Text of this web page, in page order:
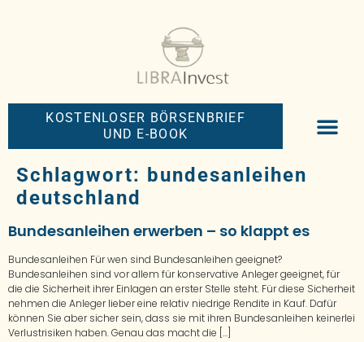
KOSTENLOSER BÖRSENBRIEF
UND E-BOOK
Schlagwort: bundesanleihen
deutschland
Bundesanleihen erwerben – so klappt es
Bundesanleihen Für wen sind Bundesanleihen geeignet?
Bundesanleihen sind vor allem für konservative Anleger geeignet, für
die die Sicherheit ihrer Einlagen an erster Stelle steht. Für diese Sicherheit
nehmen die Anleger lieber eine relativ niedrige Rendite in Kauf. Dafür
können Sie aber sicher sein, dass sie mit ihren Bundesanleihen keinerlei
Verlustrisiken haben. Genau das macht die […]